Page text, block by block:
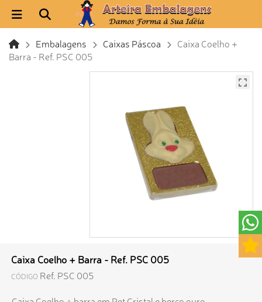
Embalagens Caixas Páscoa
Caixa Coelho +
Barra - Ref. PSC 005
Caixa Coelho + Barra - Ref. PSC 005
CÓDIGO Ref. PSC 005